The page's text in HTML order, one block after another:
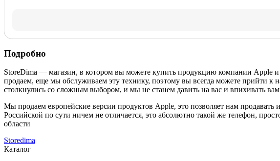
Подробно
StoreDima — магазин, в котором вы можете купить продукцию компании Apple
продаем, еще мы обслуживаем эту технику, поэтому вы всегда можете прийти
столкнулись со сложным выбором, и мы не станем давить на вас и впихивать
Мы продаем европейские версии продуктов Apple, это позволяет нам
Российской по сути ничем не отличается, это абсолютно такой же телефон,
области
Storedima
Каталог